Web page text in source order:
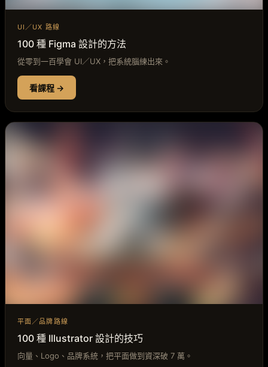
UI／UX 路線
100 種 Figma 設計的方法
從零到一百學會 UI／UX，把系統腦練出來。
看課程 →
平面／品牌路線
100 種 Illustrator 設計的技巧
向量、Logo、品牌系統，把平面做到資深破 7 萬。